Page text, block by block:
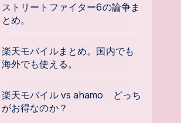
ストリートファイター6の論争ま
とめ。
楽天モバイルまとめ。国内でも
海外でも使える。
楽天モバイル vs ahamo どっち
がお得なのか？